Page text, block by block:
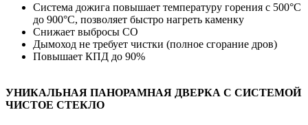
Система дожига повышает температуру горения с 500°С
до 900°С, позволяет быстро нагреть каменку
Снижает выбросы СО
Дымоход не требует чистки (полное сгорание дров)
Повышает КПД до 90%
УНИКАЛЬНАЯ ПАНОРАМНАЯ ДВЕРКА С СИСТЕМОЙ
ЧИСТОЕ СТЕКЛО